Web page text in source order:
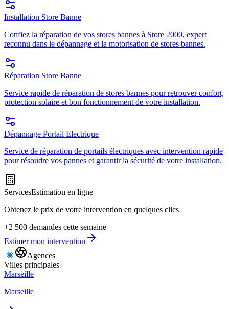
Installation Store Banne
Confiez la réparation de vos stores bannes à Store 2000, expert
reconnu dans le dépannage et la motorisation de stores bannes.
Réparation Store Banne
Service rapide de réparation de stores bannes pour retrouver confort,
protection solaire et bon fonctionnement de votre installation.
Dépannage Portail Electrique
Service de réparation de portails électriques avec intervention rapide
pour résoudre vos pannes et garantir la sécurité de votre installation.
ServicesEstimation en ligne
Obtenez le prix de votre intervention en quelques clics
+2 500 demandes cette semaine
Estimer mon intervention
Agences
Villes principales
Marseille
Marseille